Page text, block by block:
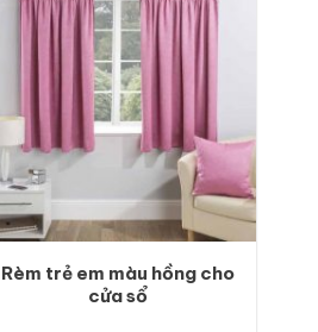
Rèm trẻ em màu hồng cho
cửa sổ